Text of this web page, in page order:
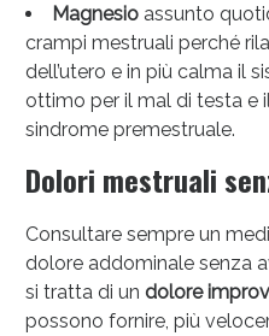
Magnesio assunto
crampi mestruali perché
dell’utero e in più calma il
ottimo per il mal di testa e
sindrome premestruale.
Dolori mestruali
Consultare sempre un
dolore addominale senza
si tratta di un dolore
possono fornire, più